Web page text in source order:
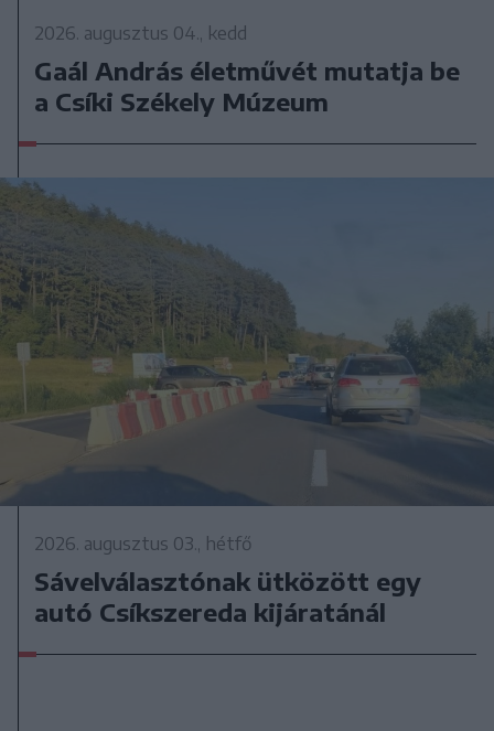
2026. augusztus 04., kedd
Gaál András életművét mutatja be
a Csíki Székely Múzeum
2026. augusztus 03., hétfő
Sávelválasztónak ütközött egy
autó Csíkszereda kijáratánál